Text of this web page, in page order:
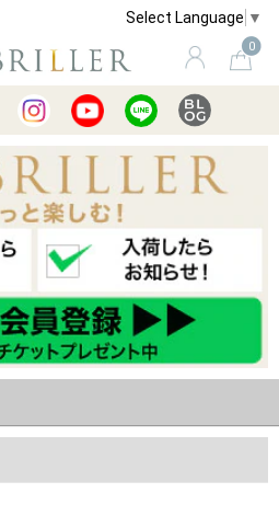
Select Language ▼
0
ッピングガイド 買取